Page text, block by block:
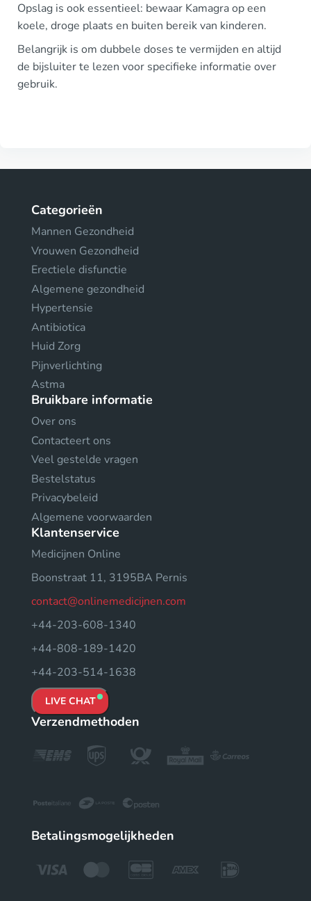
Opslag is ook essentieel: bewaar Kamagra op een
koele, droge plaats en buiten bereik van kinderen.
Belangrijk is om dubbele doses te vermijden en altijd
de bijsluiter te lezen voor specifieke informatie over
gebruik.
Categorieën
Mannen Gezondheid
Vrouwen Gezondheid
Erectiele disfunctie
Algemene gezondheid
Hypertensie
Antibiotica
Huid Zorg
Pijnverlichting
Astma
Bruikbare informatie
Over ons
Contacteert ons
Veel gestelde vragen
Bestelstatus
Privacybeleid
Algemene voorwaarden
Klantenservice
Medicijnen Online
Boonstraat 11, 3195BA Pernis
contact@onlinemedicijnen.com
+44-203-608-1340
+44-808-189-1420
+44-203-514-1638
LIVE CHAT
Verzendmethoden
Betalingsmogelijkheden